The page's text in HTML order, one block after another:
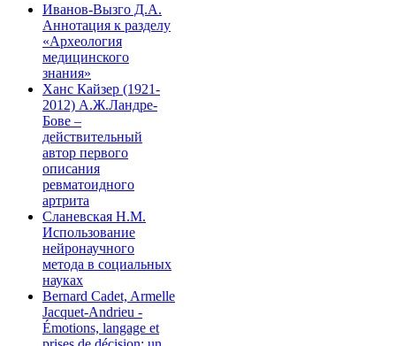
Иванов-Вызго Д.А.
Аннотация к разделу
«Археология
медицинского
знания»
Ханс Кайзер (1921-
2012) А.Ж.Ландре-
Бове –
действительный
автор первого
описания
ревматоидного
артрита
Сланевская Н.М.
Использование
нейронаучного
метода в социальных
науках
Bernard Cadet, Armelle
Jacquet-Andrieu -
Émotions, langage et